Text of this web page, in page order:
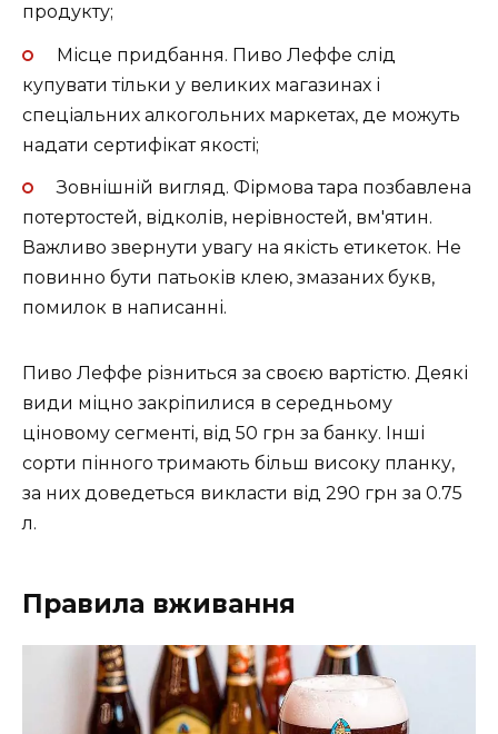
продукту;
Місце придбання. Пиво Леффе слід
купувати тільки у великих магазинах і
спеціальних алкогольних маркетах, де можуть
надати сертифікат якості;
Зовнішній вигляд. Фірмова тара позбавлена
потертостей, відколів, нерівностей, вм'ятин.
Важливо звернути увагу на якість етикеток. Не
повинно бути патьоків клею, змазаних букв,
помилок в написанні.
Пиво Леффе різниться за своєю вартістю. Деякі
види міцно закріпилися в середньому
ціновому сегменті, від 50 грн за банку. Інші
сорти пінного тримають більш високу планку,
за них доведеться викласти від 290 грн за 0.75
л.
Правила вживання